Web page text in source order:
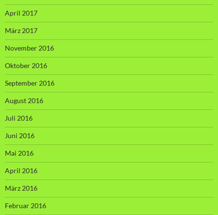
April 2017
März 2017
November 2016
Oktober 2016
September 2016
August 2016
Juli 2016
Juni 2016
Mai 2016
April 2016
März 2016
Februar 2016